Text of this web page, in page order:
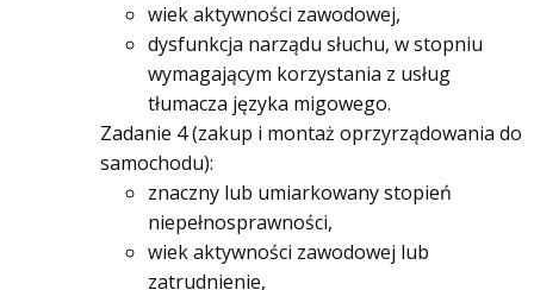
wiek aktywności zawodowej,
dysfunkcja narządu słuchu, w stopniu
wymagającym korzystania z usług
tłumacza języka migowego.
Zadanie 4 (zakup i montaż oprzyrządowania do
samochodu):
znaczny lub umiarkowany stopień
niepełnosprawności,
wiek aktywności zawodowej lub
zatrudnienie,